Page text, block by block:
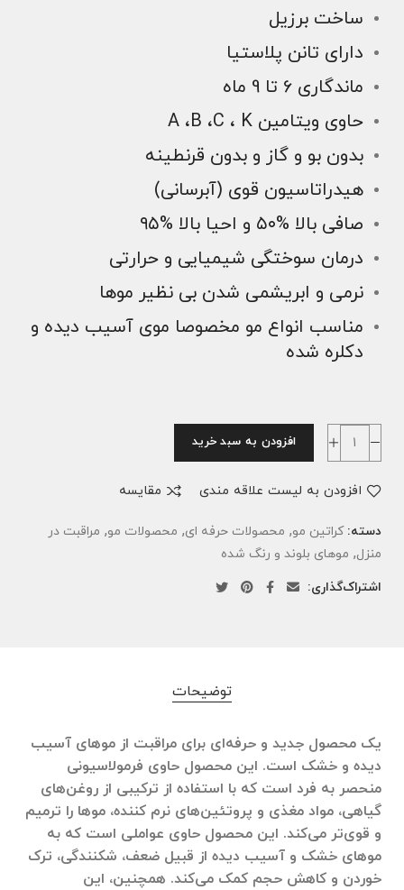
ساخت برزیل
دارای تانن پلاستیا
ماندگاری 6 تا 9 ماه
حاوی ویتامین A ،B ،C ، K
بدون بو و گاز و بدون قرنطینه
هیدراتاسیون قوی (آبرسانی)
صافی بالا %۵۰ و احیا بالا %۹۵
درمان سوختگی شیمیایی و حرارتی
نرمی و ابریشمی شدن بی نظیر موها
مناسب انواع مو مخصوصا موی آسیب دیده و
دکلره شده
افزودن به سبد خرید
افزودن به لیست علاقه مندی مقایسه
دسته:کراتین مو, محصولات حرفه ای, محصولات مو, مراقبت در
منزل, موهای بلوند و رنگ شده
اشتراک‌گذاری:
توضیحات
یک محصول جدید و حرفه‌ای برای مراقبت از موهای آسیب
دیده و خشک است. این محصول حاوی فرمولاسیونی
منحصر به فرد است که با استفاده از ترکیبی از روغن‌های
گیاهی، مواد مغذی و پروتئین‌های نرم کننده، موها را ترمیم
و قوی‌تر می‌کند. این محصول حاوی عواملی است که به
موهای خشک و آسیب دیده از قبیل ضعف، شکنندگی، ترک
خوردن و کاهش حجم کمک می‌کند. همچنین، این